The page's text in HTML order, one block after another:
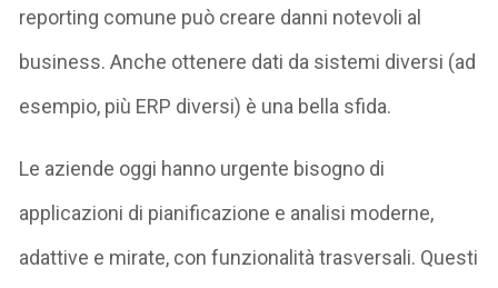
reporting comune può creare danni notevoli al
business. Anche ottenere dati da sistemi diversi (ad
esempio, più ERP diversi) è una bella sfida.
Le aziende oggi hanno urgente bisogno di
applicazioni di pianificazione e analisi moderne,
adattive e mirate, con funzionalità trasversali. Questi